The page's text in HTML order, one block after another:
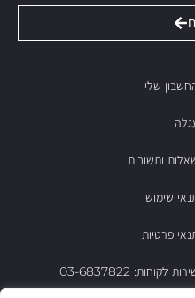
שלי
ותשובות
שימוש
פרטיות
לקוחות: 03-6837822